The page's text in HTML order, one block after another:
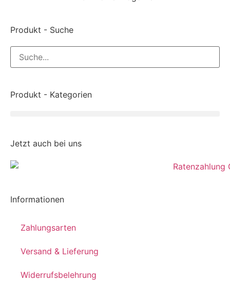
Produkt - Suche
Produkt - Kategorien
Jetzt auch bei uns
Informationen
Zahlungsarten
Versand & Lieferung
Widerrufsbelehrung